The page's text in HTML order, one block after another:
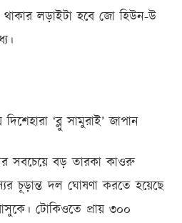
লড়াইটা হবে জো হিউন-উ
‘ব্লু সামুরাই’ জাপান
সবচেয়ে বড় তারকা কাওরু
চূড়ান্ত দল ঘোষণা করতে হয়েছে
টোকিওতে প্রায় ৩০০